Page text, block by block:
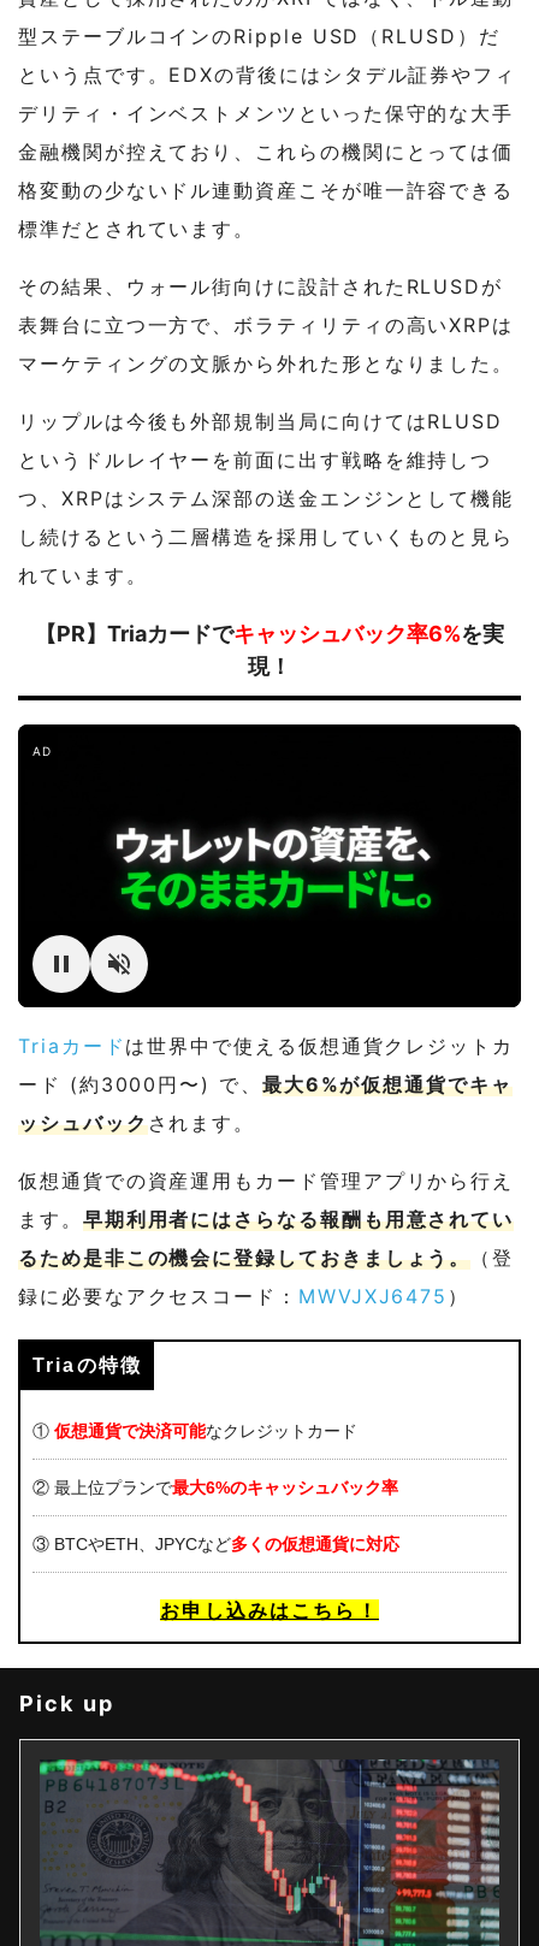
型ステーブルコインのRipple USD（RLUSD）だ
という点です。EDXの背後にはシタデル証券やフィ
デリティ・インベストメンツといった保守的な大手
金融機関が控えており、これらの機関にとっては価
格変動の少ないドル連動資産こそが唯一許容できる
標準だとされています。
その結果、ウォール街向けに設計されたRLUSDが
表舞台に立つ一方で、ボラティリティの高いXRPは
マーケティングの文脈から外れた形となりました。
リップルは今後も外部規制当局に向けてはRLUSD
というドルレイヤーを前面に出す戦略を維持しつ
つ、XRPはシステム深部の送金エンジンとして機能
し続けるという二層構造を採用していくものと見ら
れています。
【PR】Triaカードでキャッシュバック率6%を実
現！
AD
Triaカード は世界中で使える仮想通貨クレジットカ
ード (約3000円〜) で、 最大6%が仮想通貨でキャ
ッシュバックされます。
仮想通貨での資産運用もカード管理アプリから行え
ます。 早期利用者にはさらなる報酬も用意されてい
るため是非この機会に登録しておきましょう。 （登
録に必要なアクセスコード： MWVJXJ6475 ）
Triaの特徴
① 仮想通貨で決済可能なクレジットカード
② 最上位プランで最大6%のキャッシュバック率
③ BTCやETH、JPYCなど多くの仮想通貨に対応
お申し込みはこちら！
Pick up